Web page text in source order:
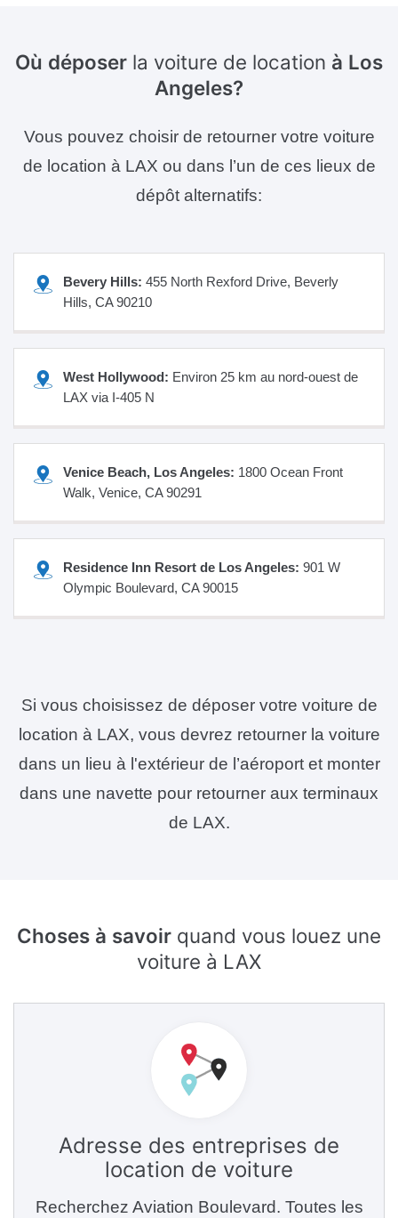
Où déposer la voiture de location à Los
Angeles?
Vous pouvez choisir de retourner votre voiture
de location à LAX ou dans l’un de ces lieux de
dépôt alternatifs:
Bevery Hills: 455 North Rexford Drive, Beverly
Hills, CA 90210
West Hollywood: Environ 25 km au nord-ouest de
LAX via I-405 N
Venice Beach, Los Angeles: 1800 Ocean Front
Walk, Venice, CA 90291
Residence Inn Resort de Los Angeles: 901 W
Olympic Boulevard, CA 90015
Si vous choisissez de déposer votre voiture de
location à LAX, vous devrez retourner la voiture
dans un lieu à l'extérieur de l’aéroport et monter
dans une navette pour retourner aux terminaux
de LAX.
Choses à savoir quand vous louez une
voiture à LAX
Adresse des entreprises de
location de voiture
Recherchez Aviation Boulevard. Toutes les